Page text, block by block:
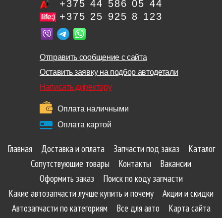
+375 44 586 05 44
+375 25 925 8 123
Отправить сообщение с сайта
Оставить заявку на подбор автодетали
Написать директору
Оплата наличными
Оплата картой
Главная Доставка и оплата Запчасти под заказ
Каталог
Сопутствующие товары
Контакты
Вакансии
Оформить заказ
Поиск по коду запчасти
Какие автозапчасти лучше купить и почему
Акции и скидки
Автозапчасти по категориям
Все для авто Карта сайта